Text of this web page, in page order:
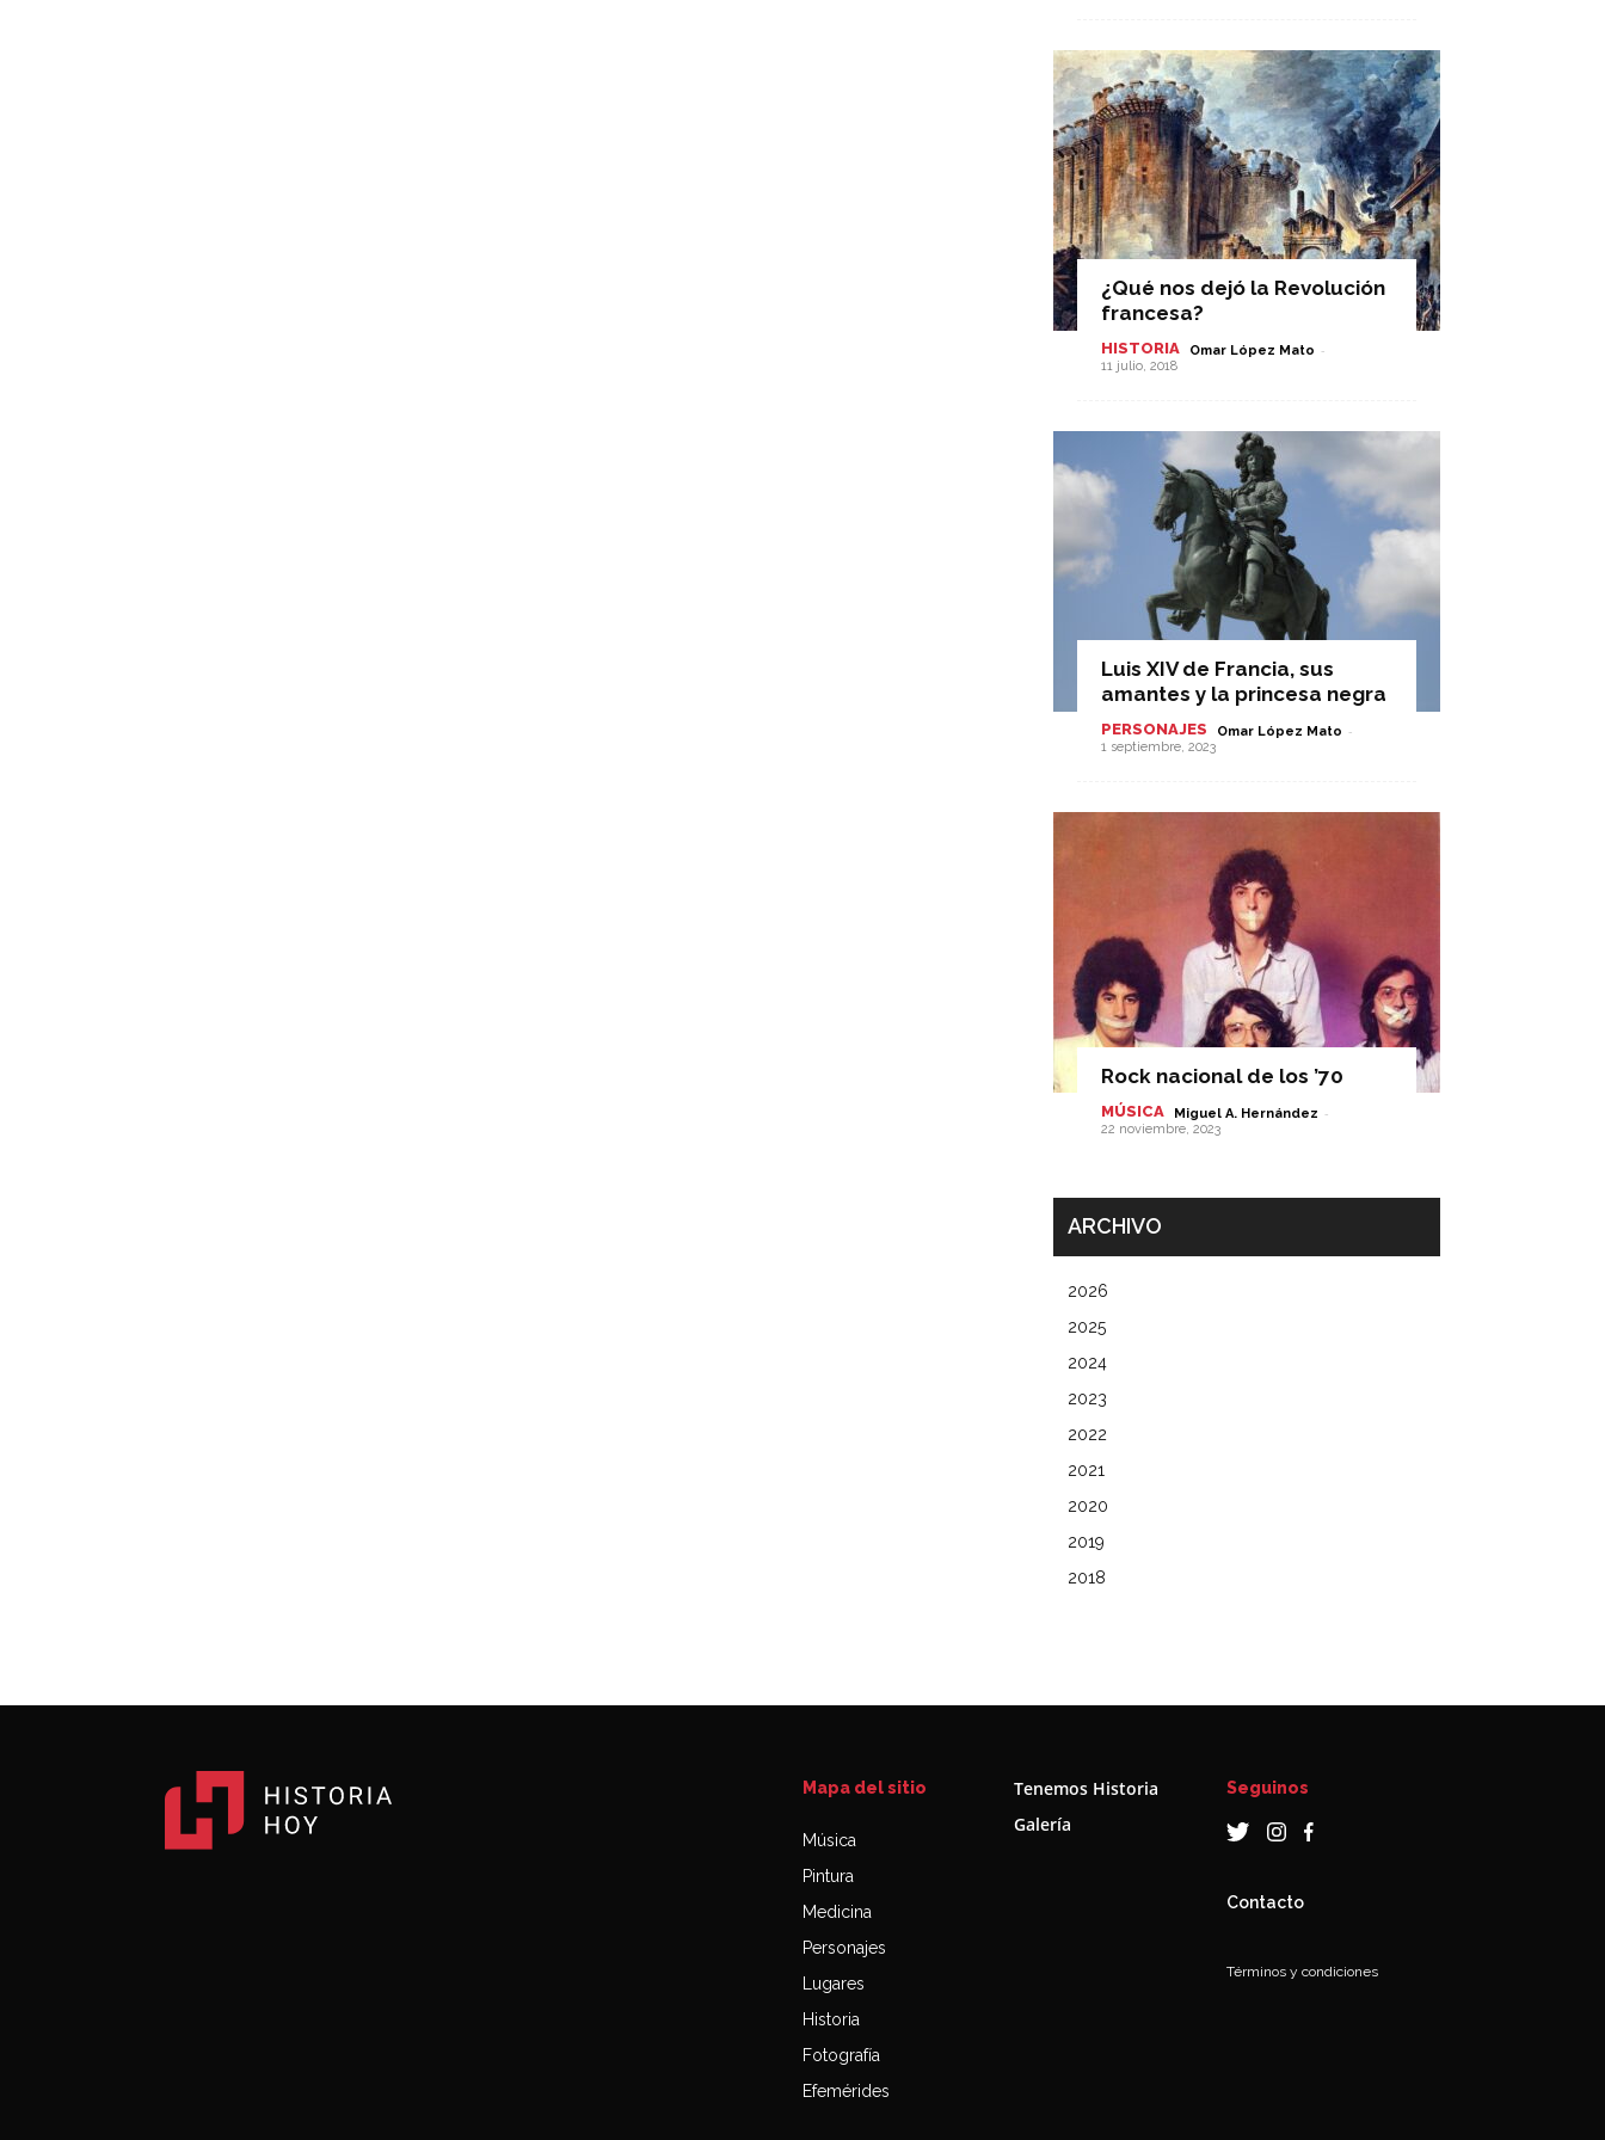
¿Qué nos dejó la Revolución
francesa?
HISTORIA Omar López Mato -
11 julio, 2018
Luis XIV de Francia, sus
amantes y la princesa negra
PERSONAJES Omar López Mato -
1 septiembre, 2023
Rock nacional de los ’70
MÚSICA Miguel A. Hernández -
22 noviembre, 2023
ARCHIVO
2026
2025
2024
2023
2022
2021
2020
2019
2018
Mapa del sitio
Música
Pintura
Medicina
Personajes
Lugares
Historia
Fotografía
Efemérides
Tenemos Historia
Galería
Seguinos
Contacto
Términos y condiciones